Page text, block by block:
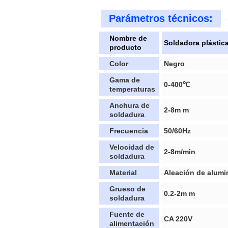
Parámetros técnicos:
Nombre de
producto
Soldadora
Color
Negro
Gama de
temperaturas
0-400℃
Anchura de
soldadura
2-8m m
Frecuencia
50/60Hz
Velocidad de
soldadura
2-8m/min
Material
Aleación de
Grueso de
soldadura
0.2-2m m
Fuente de
alimentación
CA 220V